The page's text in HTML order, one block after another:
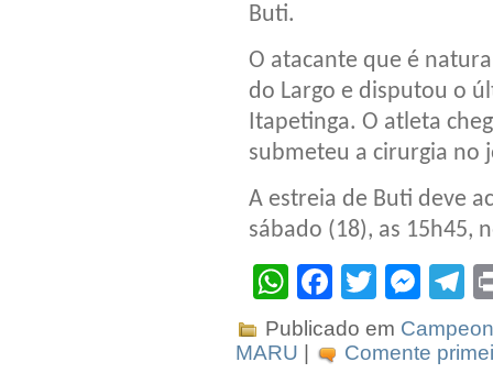
Buti.
O atacante que é
do Largo e disputou o
Itapetinga. O atleta
submeteu a cirurgia no
A estreia de Buti deve
sábado (18), as 15h45,
WhatsApp
Facebook
Twitter
Publicado em
MARU
Comente